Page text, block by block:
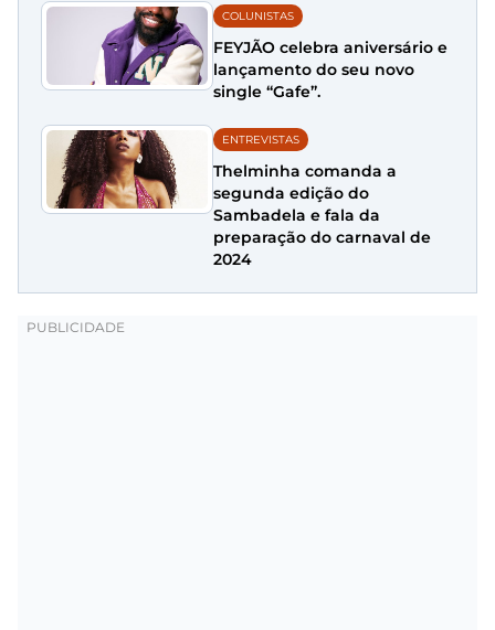
COLUNISTAS
FEYJÃO celebra aniversário e
lançamento do seu novo
single “Gafe”.
ENTREVISTAS
Thelminha comanda a
segunda edição do
Sambadela e fala da
preparação do carnaval de
2024